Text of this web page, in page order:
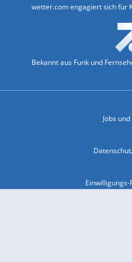
wetter.com engagiert sich für
Bekannt aus Funk und
Jobs